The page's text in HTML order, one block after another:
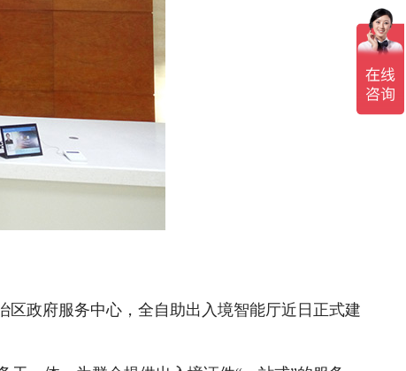
区政府服务中心，全自助出入境智能厅近日正式建